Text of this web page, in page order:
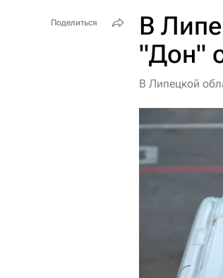
В
"Дон"
В Липецкой
Поделиться